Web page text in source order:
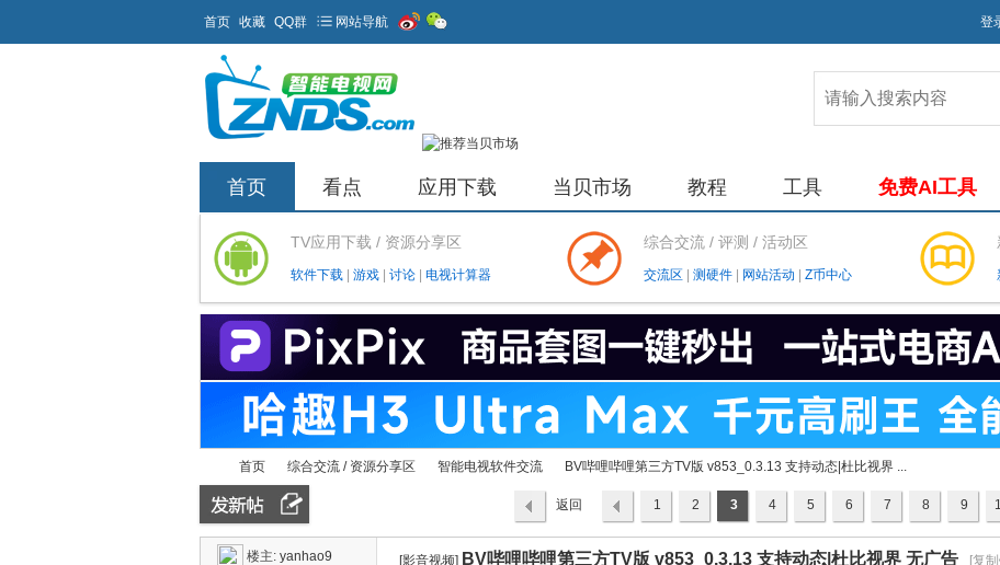
首页 收藏 QQ群 网站导航 登
首页 看点 应用下载 当贝市场 教程 工具 免费AI工具
TV应用下载 / 资源分享区
软件下载 游戏 讨论 电视计算器
综合交流 / 评测 / 活动区
交流区 测硬件 网站活动 Z币中心
»
首页
›
综合交流 / 资源分享区
›
智能电视软件交流
›
BV哔哩哔哩第三方TV版 v853_0.3.13 支持动态|杜比视界 ...
1 2 3 4 5 6 7 8 9
返回
列表
楼主: yanhao9 [影音视频] BV哔哩哔哩第三方TV版 v853_0.3.13 支持动态|杜比视界 无广告 [复